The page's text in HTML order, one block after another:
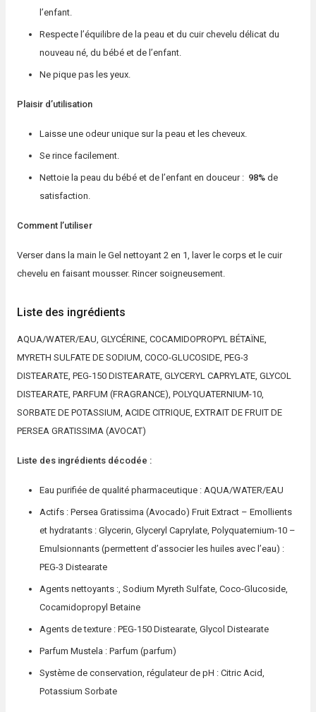
l’enfant.
Respecte l’équilibre de la peau et du cuir chevelu délicat du
nouveau né, du bébé et de l’enfant.
Ne pique pas les yeux.
Plaisir d’utilisation
Laisse une odeur unique sur la peau et les cheveux.
Se rince facilement.
Nettoie la peau du bébé et de l’enfant en douceur : 98% de
satisfaction.
Comment l’utiliser
Verser dans la main le Gel nettoyant 2 en 1, laver le corps et le cuir
chevelu en faisant mousser. Rincer soigneusement.
Liste des ingrédients
AQUA/WATER/EAU, GLYCÉRINE, COCAMIDOPROPYL BÉTAÏNE,
MYRETH SULFATE DE SODIUM, COCO-GLUCOSIDE, PEG-3
DISTEARATE, PEG-150 DISTEARATE, GLYCERYL CAPRYLATE, GLYCOL
DISTEARATE, PARFUM (FRAGRANCE), POLYQUATERNIUM-10,
SORBATE DE POTASSIUM, ACIDE CITRIQUE, EXTRAIT DE FRUIT DE
PERSEA GRATISSIMA (AVOCAT)
Liste des ingrédients décodée :
Eau purifiée de qualité pharmaceutique : AQUA/WATER/EAU
Actifs : Persea Gratissima (Avocado) Fruit Extract – Emollients
et hydratants : Glycerin, Glyceryl Caprylate, Polyquaternium-10 –
Emulsionnants (permettent d’associer les huiles avec l’eau) :
PEG-3 Distearate
Agents nettoyants :, Sodium Myreth Sulfate, Coco-Glucoside,
Cocamidopropyl Betaine
Agents de texture : PEG-150 Distearate, Glycol Distearate
Parfum Mustela : Parfum (parfum)
Système de conservation, régulateur de pH : Citric Acid,
Potassium Sorbate